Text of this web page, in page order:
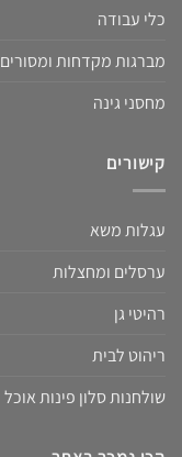
כלי עבודה
מברגות מקדחות ומסורים
מחסני גינה
קישורים
עגלות משא
ערסלים ומחצלות
רהיטי גן
ריהוט לבית
שולחנות סלון פינות אוכל